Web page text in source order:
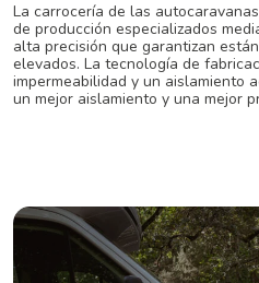
La carrocería de las
de producción especializados
alta precisión que garantizan
elevados. La tecnología de
impermeabilidad y un aislamiento
un mejor aislamiento y una mejor